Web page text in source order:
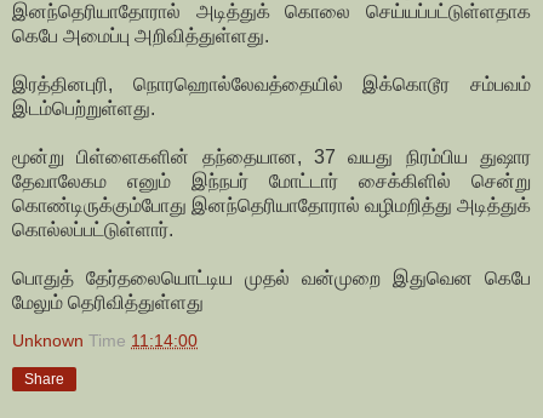
இனந்தெரியாதோரால் அடித்துக் கொலை செய்யப்பட்டுள்ளதாக
கெபே அமைப்பு அறிவித்துள்ளது.
இரத்தினபுரி, நொரஹொல்லேவத்தையில் இக்கொடூர சம்பவம்
இடம்பெற்றுள்ளது.
மூன்று பிள்ளைகளின் தந்தையான, 37 வயது நிரம்பிய துஷார
தேவாலேகம எனும் இந்நபர் மோட்டார் சைக்கிளில் சென்று
கொண்டிருக்கும்போது இனந்தெரியாதோரால் வழிமறித்து அடித்துக்
கொல்லப்பட்டுள்ளார்.
பொதுத் தேர்தலையொட்டிய முதல் வன்முறை இதுவென கெபே
மேலும் தெரிவித்துள்ளது
Unknown Time 11:14:00
Share